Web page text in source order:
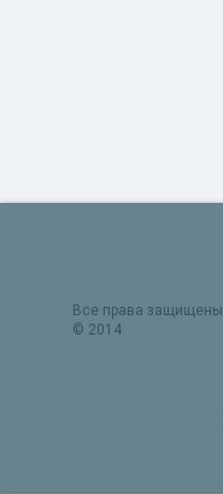
Все права защищены
© 2014